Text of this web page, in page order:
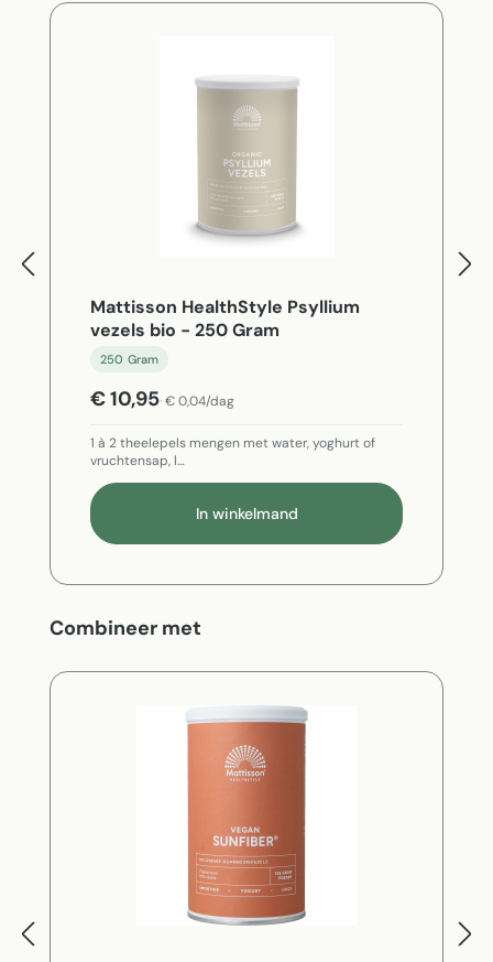
Mattisson HealthStyle Psyllium
vezels bio - 250 Gram
250 Gram
€ 10,95 € 0,04/dag
1 à 2 theelepels mengen met water, yoghurt of
vruchtensap, l…
In winkelmand
Productgalerij overslaan
Combineer met